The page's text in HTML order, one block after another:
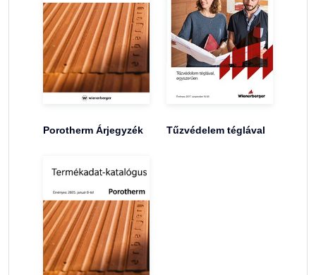
Porotherm Árjegyzék Tűzvédelem téglával